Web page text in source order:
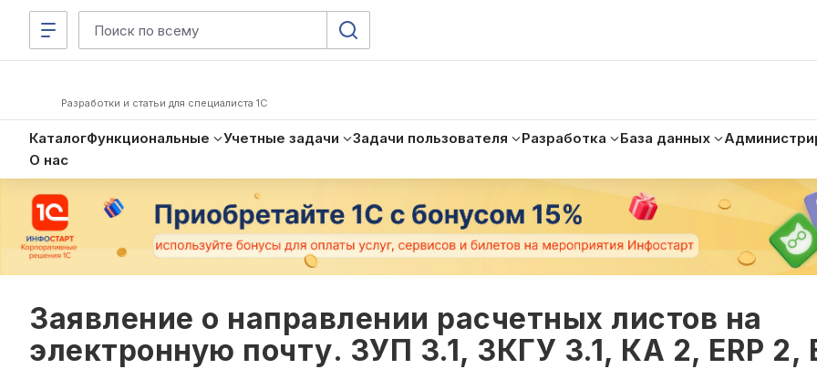
Разработки и статьи для специалиста 1С
КаталогФункциональные Учетные задачи Задачи пользователя Разработка База данных
О нас
Заявление о направлении расчетных листов на
электронную почту. ЗУП 3.1, ЗКГУ 3.1, КА 2, ERP 2,